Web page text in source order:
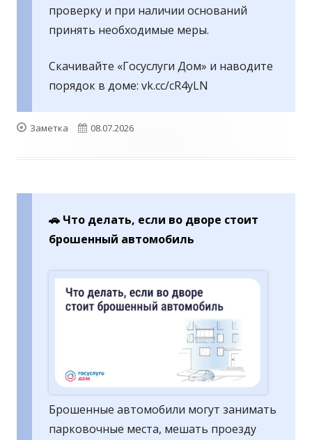
проверку и при наличии оснований
принять необходимые меры.
Скачивайте «Госуслуги Дом» и наводите
порядок в доме: vk.cc/cR4yLN
Формат
Заметка Опубликовано
08.07.2026
🚗 Что делать, если во дворе стоит
брошенный автомобиль
Брошенные автомобили могут занимать
парковочные места, мешать проезду